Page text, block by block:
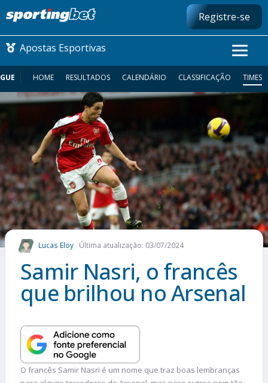
Registre-se
Apostas Esportivas
CONMEBOL LIBERTADORES
FUTEBOL NACIONAL
FUTEBOL INTERNACIONAL
COMO APOSTAR
MAIS ESPORTES
HOME RESULTADOS CALENDÁRIO CLASSIFICAÇÃO TIMES
Lucas Eloy Última atualização: 03/07/2024
Samir Nasri, o francês
que brilhou no Arsenal
O francês Samir Nasri é um nome que traz boas lembranças